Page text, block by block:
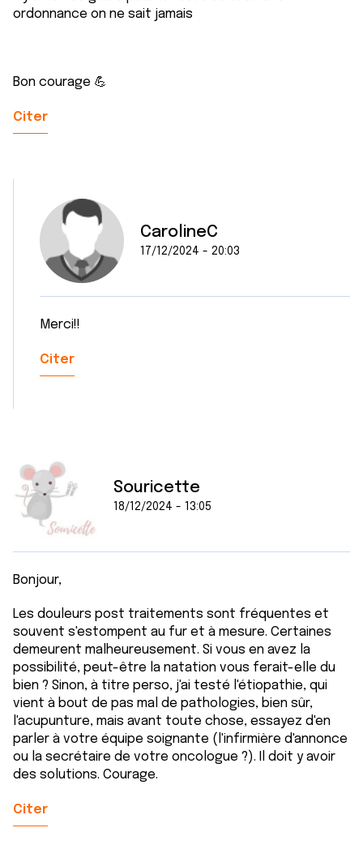
ordonnance on ne sait jamais
Bon courage 💪
Citer
CarolineC
17/12/2024 - 20:03
Merci!!
Citer
Souricette
18/12/2024 - 13:05
Bonjour,
Les douleurs post traitements sont fréquentes et
souvent s'estompent au fur et à mesure. Certaines
demeurent malheureusement. Si vous en avez la
possibilité, peut-être la natation vous ferait-elle du
bien ? Sinon, à titre perso, j'ai testé l'étiopathie, qui
vient à bout de pas mal de pathologies, bien sûr,
l'acupunture, mais avant toute chose, essayez d'en
parler à votre équipe soignante (l'infirmière d'annonce
ou la secrétaire de votre oncologue ?). Il doit y avoir
des solutions. Courage.
Citer